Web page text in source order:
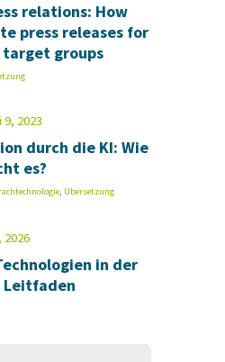
relations: How
press releases for
target groups
9, 2023
durch die KI: Wie
es?
, Übersetzung
2026
in der
Leitfaden